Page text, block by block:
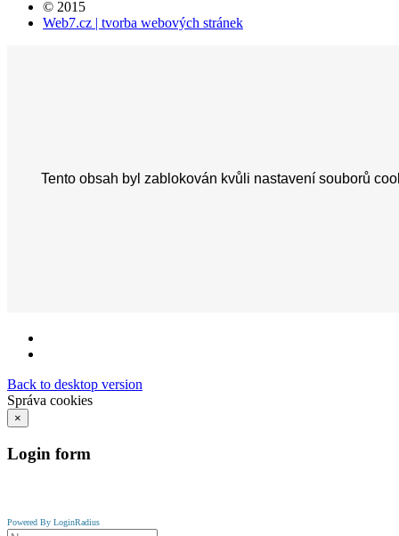
© 2015
Web7.cz | tvorba webových stránek
Back to desktop version
Správa cookies
×
Login form
Powered By LoginRadius